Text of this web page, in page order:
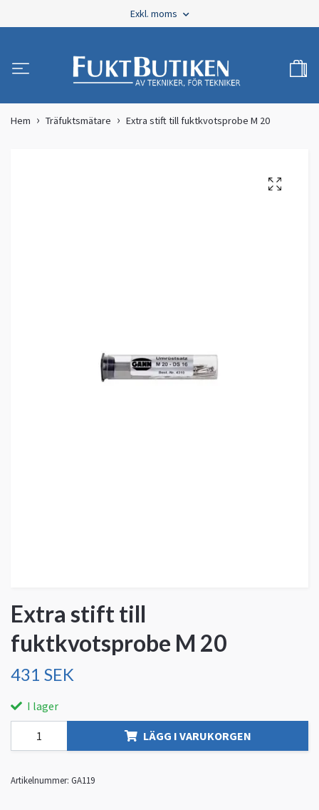
Exkl. moms
Hem Träfuktsmätare Extra stift till fuktkvotsprobe M 20
Extra stift till
fuktkvotsprobe M 20
431 SEK
I lager
LÄGG I VARUKORGEN
Artikelnummer: GA119